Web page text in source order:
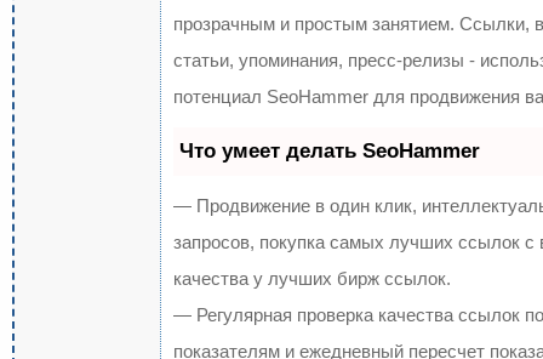
прозрачным и простым занятием. Ссылки,
статьи, упоминания, пресс-релизы -
потенциал SeoHammer для продвижения
Что умеет делать SeoHammer
— Продвижение в один клик,
запросов, покупка самых лучших ссылок с
качества у лучших бирж ссылок.
— Регулярная проверка качества ссылок
показателям и ежедневный пересчет